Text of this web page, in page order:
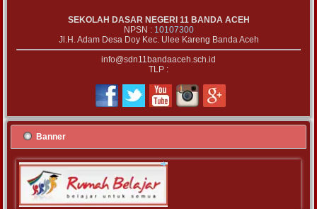
SEKOLAH DASAR NEGERI 11 BANDA ACEH
NPSN : 10107300
Jl.H. Adam Desa Doy Kec. Ulee Kareng Banda Aceh
info@sdn11bandaaceh.sch.id
TLP :
Banner